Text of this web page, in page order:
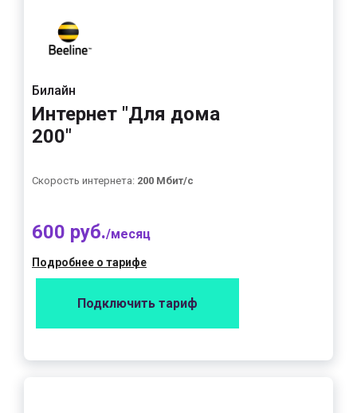
Билайн
Интернет "Для дома
200"
Скорость интернета: 200 Мбит/с
600 руб./месяц
Подробнее о тарифе
Подключить тариф